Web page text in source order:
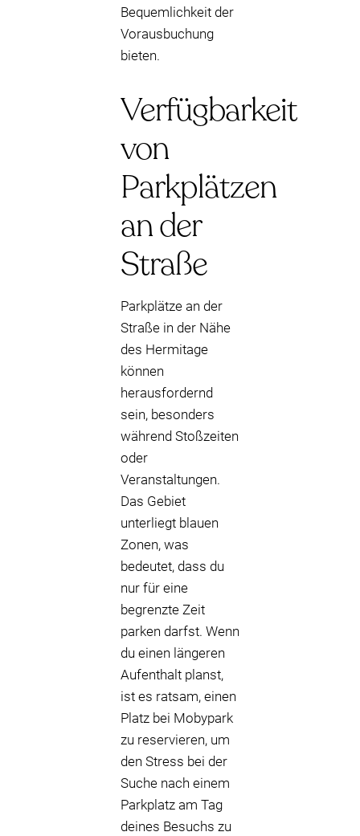
Bequemlichkeit der
Vorausbuchung
bieten.
Verfügbarkeit
von
Parkplätzen
an der
Straße
Parkplätze an der
Straße in der Nähe
des Hermitage
können
herausfordernd
sein, besonders
während Stoßzeiten
oder
Veranstaltungen.
Das Gebiet
unterliegt blauen
Zonen, was
bedeutet, dass du
nur für eine
begrenzte Zeit
parken darfst. Wenn
du einen längeren
Aufenthalt planst,
ist es ratsam, einen
Platz bei Mobypark
zu reservieren, um
den Stress bei der
Suche nach einem
Parkplatz am Tag
deines Besuchs zu